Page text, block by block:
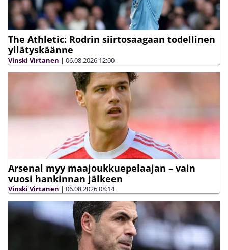
The Athletic: Rodrin siirtosaagaan todellinen
yllätyskäänne
Vinski Virtanen | 06.08.2026 12:00
Arsenal myy maajoukkuepelaajan – vain
vuosi hankinnan jälkeen
Vinski Virtanen | 06.08.202608:14